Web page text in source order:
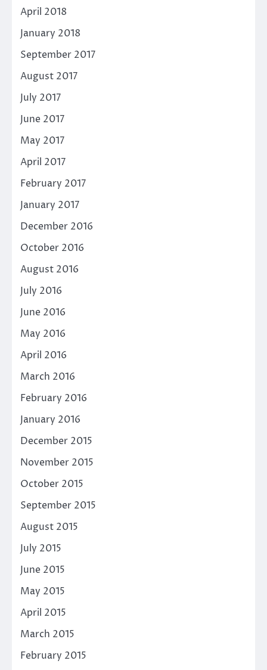
April 2018
January 2018
September 2017
August 2017
July 2017
June 2017
May 2017
April 2017
February 2017
January 2017
December 2016
October 2016
August 2016
July 2016
June 2016
May 2016
April 2016
March 2016
February 2016
January 2016
December 2015
November 2015
October 2015
September 2015
August 2015
July 2015
June 2015
May 2015
April 2015
March 2015
February 2015